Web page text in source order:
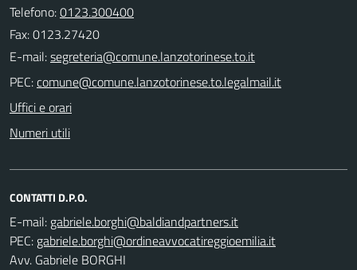
Telefono:0123.300400
Fax: 0123.27420
E-mail:
PEC:
Uffici e orari
Numeri utili
CONTATTI D.P.O.
E-mail:
PEC:
Avv. Gabriele BORGHI